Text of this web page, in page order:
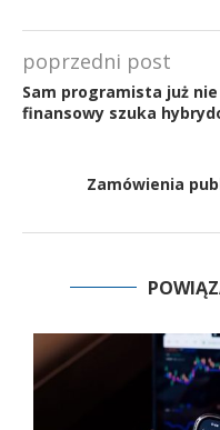
poprzedni post
Sam programista już
finansowy szuka
Zamówienia